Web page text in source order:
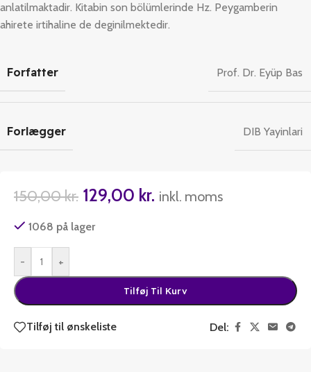
anlatilmaktadir. Kitabin son bölümlerinde Hz. Peygamberin
ahirete irtihaline de deginilmektedir.
Forfatter Prof. Dr. Eyüp Bas
Forlægger DIB Yayinlari
150,00kr. 129,00 kr. inkl. moms
1068 på lager
- +
Tilføj Til Kurv
Tilføj til ønskeliste Del: